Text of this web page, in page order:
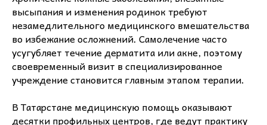
высыпания и изменения родинок требуют
незамедлительного медицинского вмешательства
во избежание осложнений. Самолечение часто
усугубляет течение дерматита или акне, поэтому
своевременный визит в специализированное
учреждение становится главным этапом терапии.
В Татарстане медицинскую помощь оказывают
десятки профильных центров, где ведут практику